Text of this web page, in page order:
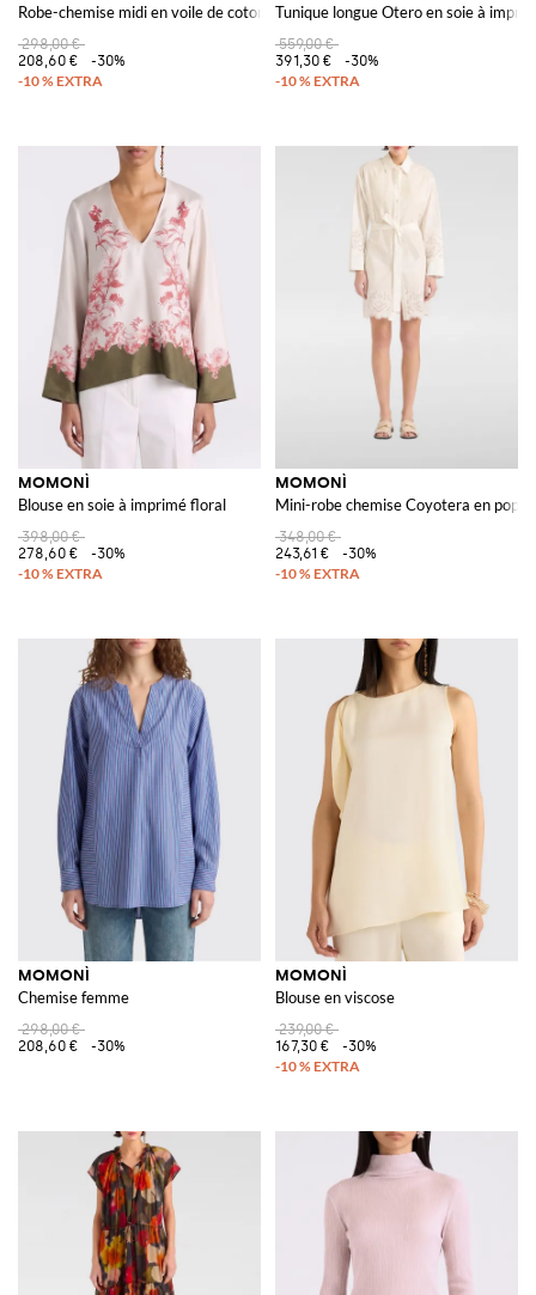
Robe-chemise midi en voile de coton à manches longues
298,00 €
208,60 €
-30%
Tunique longue Otero en soie à
559,00 €
391,30 €
-30%
MOMONÌ
Blouse en soie à imprimé floral
398,00 €
278,60 €
-30%
MOMONÌ
Mini-robe chemise Coyotera en
348,00 €
243,61 €
-30%
MOMONÌ
Chemise femme
298,00 €
208,60 €
-30%
MOMONÌ
Blouse en viscose
239,00 €
167,30 €
-30%